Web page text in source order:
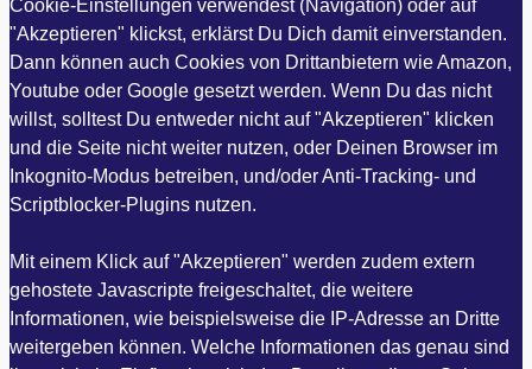
Cookie-Einstellungen verwendest (Navigation) oder auf
"Akzeptieren" klickst, erklärst Du Dich damit einverstanden.
Dann können auch Cookies von Drittanbietern wie Amazon,
Youtube oder Google gesetzt werden. Wenn Du das nicht
willst, solltest Du entweder nicht auf "Akzeptieren" klicken
und die Seite nicht weiter nutzen, oder Deinen Browser im
Inkognito-Modus betreiben, und/oder Anti-Tracking- und
Scriptblocker-Plugins nutzen.
Mit einem Klick auf "Akzeptieren" werden zudem extern
gehostete Javascripte freigeschaltet, die weitere
Informationen, wie beispielsweise die IP-Adresse an Dritte
weitergeben können. Welche Informationen das genau sind